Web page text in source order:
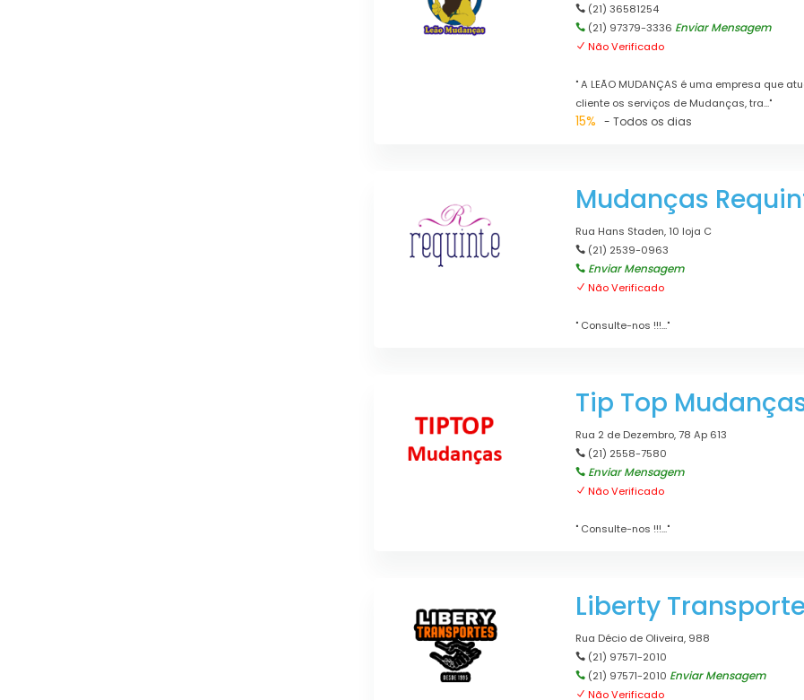
(21) 36581254
(21) 97379-3336 Enviar Mensagem
Não Verificado
" A LEÃO MUDANÇAS é uma empresa que
cliente os serviços de Mudanças, tra..."
15% - Todos os dias
Mudanças
Rua Hans Staden, 10 loja C
(21) 2539-0963
Enviar Mensagem
Não Verificado
" Consulte-nos !!!..."
Tip Top
Rua 2 de Dezembro, 78 Ap 613
(21) 2558-7580
Enviar Mensagem
Não Verificado
" Consulte-nos !!!..."
Liberty
Rua Décio de Oliveira, 988
(21) 97571-2010
(21) 97571-2010 Enviar Mensagem
Não Verificado